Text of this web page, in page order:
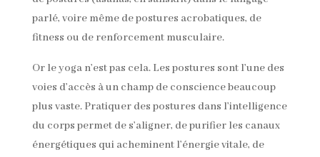
parlé, voire même de postures acrobatiques, de
fitness ou de renforcement musculaire.
Or le yoga n’est pas cela. Les postures sont l’une des
voies d’accès à un champ de conscience beaucoup
plus vaste. Pratiquer des postures dans l’intelligence
du corps permet de s’aligner, de purifier les canaux
énergétiques qui acheminent l’énergie vitale, de